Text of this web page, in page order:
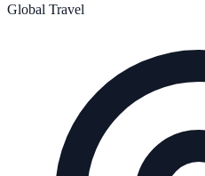
Global Travel